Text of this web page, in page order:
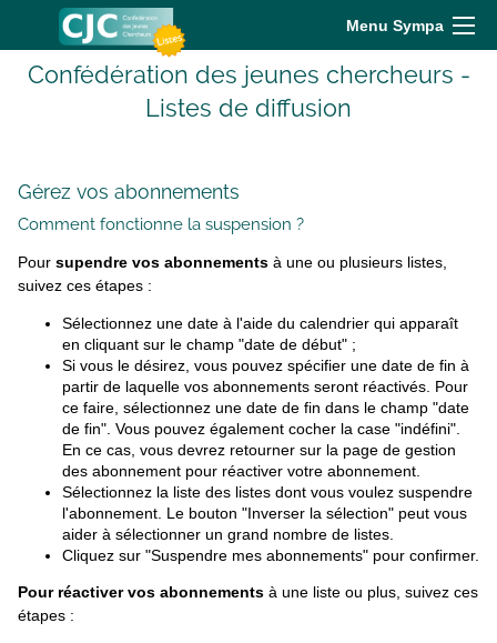
Menu Sympa
Confédération des jeunes chercheurs -
Listes de diffusion
Gérez vos abonnements
Comment fonctionne la suspension ?
Pour supendre vos abonnements à une ou plusieurs listes,
suivez ces étapes :
Sélectionnez une date à l'aide du calendrier qui apparaît
en cliquant sur le champ "date de début" ;
Si vous le désirez, vous pouvez spécifier une date de fin à
partir de laquelle vos abonnements seront réactivés. Pour
ce faire, sélectionnez une date de fin dans le champ "date
de fin". Vous pouvez également cocher la case "indéfini".
En ce cas, vous devrez retourner sur la page de gestion
des abonnement pour réactiver votre abonnement.
Sélectionnez la liste des listes dont vous voulez suspendre
l'abonnement. Le bouton "Inverser la sélection" peut vous
aider à sélectionner un grand nombre de listes.
Cliquez sur "Suspendre mes abonnements" pour confirmer.
Pour réactiver vos abonnements à une liste ou plus, suivez ces
étapes :